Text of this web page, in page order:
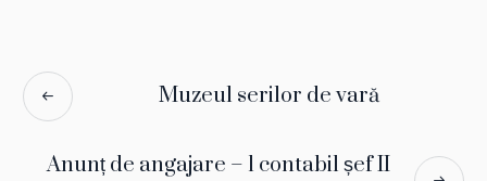
Muzeul serilor de vară
Anunț de angajare – 1 contabil șef II